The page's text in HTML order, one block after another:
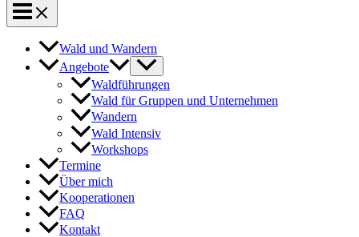
Wald und Wandern
Angebote
Waldführungen
Wald für Gruppen und Unternehmen
Wandern
Wald Intensiv
Workshops
Termine
Über mich
Kooperationen
FAQ
Kontakt